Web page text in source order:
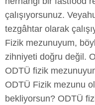
çalışıyorsunuz.
tezgâhtar olarak
Fizik mezunuyum,
zihniyeti doğru değil.
ODTÜ fizik
ODTÜ Fizik mezunu
bekliyorsun? ODTÜ